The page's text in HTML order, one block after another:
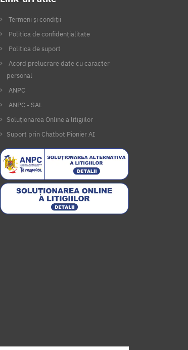
Termeni și condiții
Politica de confidențialitate
Politica de suport
Acord prelucrare date cu caracter
personal
ANPC
ANPC - SAL
Soluționarea Online a litigiilor
Suport prin Chatbot Pionier AI